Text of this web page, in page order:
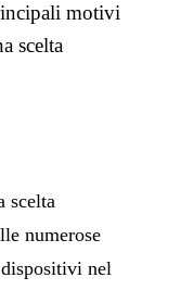
motivi
scelta
scelta
numerose
nel